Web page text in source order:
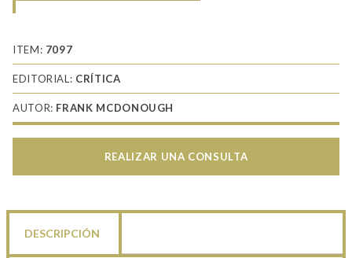
Gestapo.
y
realidad
la
policía
cantidad
ITEM: 7097
EDITORIAL: CRÍTICA
AUTOR: FRANK MCDONOUGH
REALIZAR UNA CONSULTA
DESCRIPCIÓN